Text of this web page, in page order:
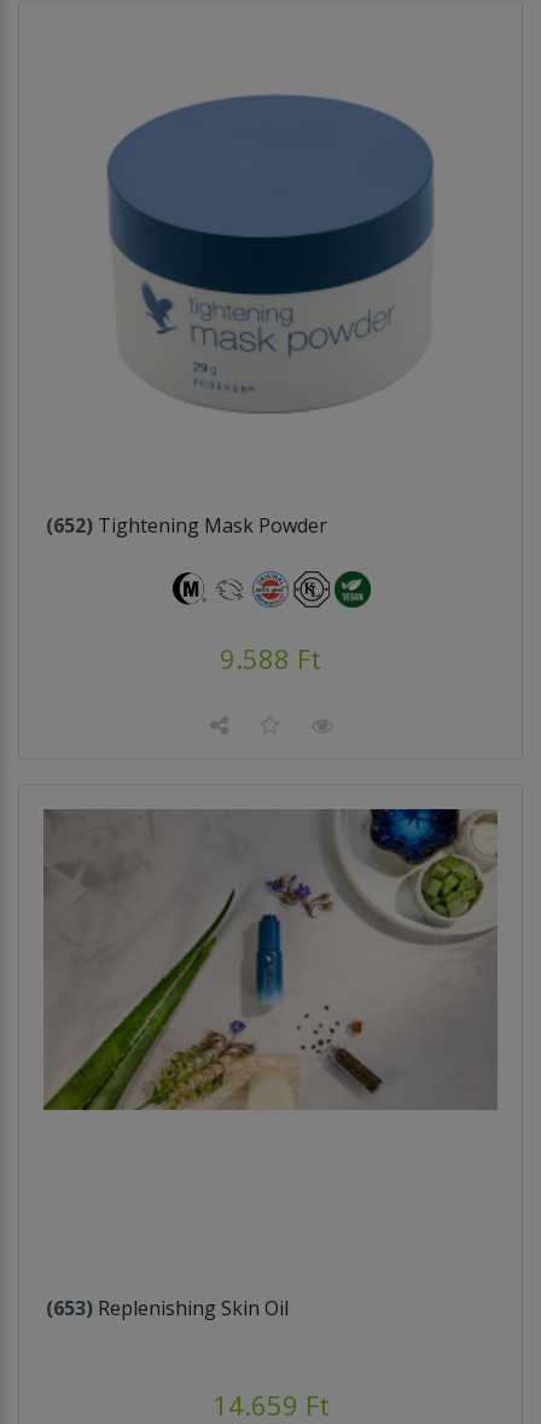
(652) Tightening Mask Powder
9.588 Ft
(653) Replenishing Skin Oil
14.659 Ft